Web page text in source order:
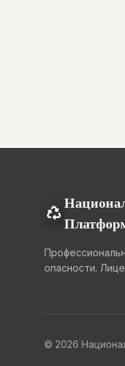
опасности.
© 2026